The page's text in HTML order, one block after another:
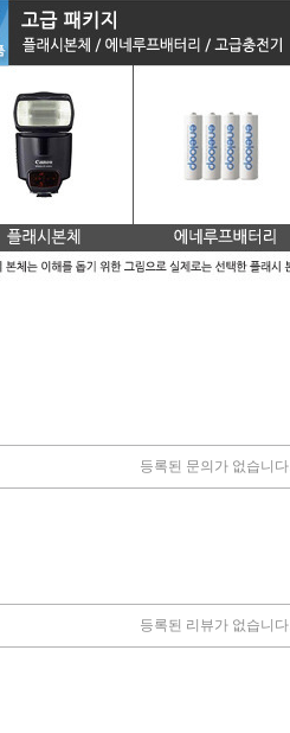
등록된 문의가 없습니다.
등록된 리뷰가 없습니다.